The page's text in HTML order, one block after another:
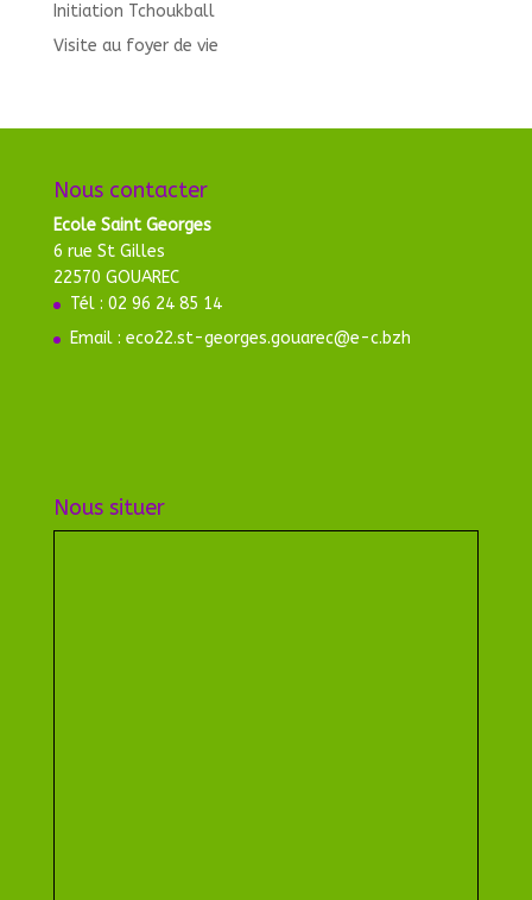
Initiation Tchoukball
Visite au foyer de vie
Nous contacter
Ecole Saint Georges
6 rue St Gilles
22570 GOUAREC
Tél : 02 96 24 85 14
Email : eco22.st-georges.gouarec@e-c.bzh
Nous situer